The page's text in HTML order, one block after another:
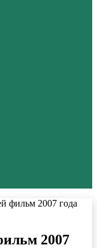
фильм 2007 года
2007